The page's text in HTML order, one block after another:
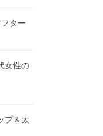
ター
女性の
プ＆太